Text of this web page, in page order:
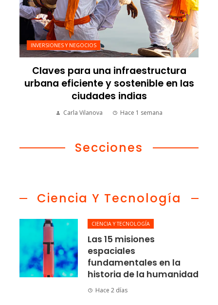
INVERSIONES Y NEGOCIOS
Claves para una infraestructura
urbana eficiente y sostenible en las
ciudades indias
Carla Vilanova Hace 1 semana
Secciones
Ciencia Y Tecnología
CIENCIA Y TECNOLOGÍA
Las 15 misiones
espaciales
fundamentales en la
historia de la humanidad
Hace 2 días